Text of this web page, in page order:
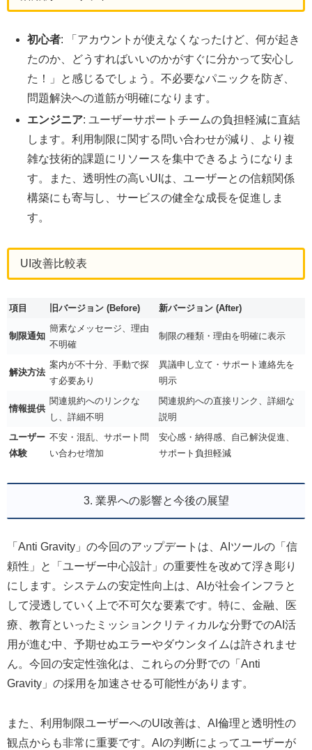
初心者: 「アカウントが使えなくなったけど、何が起き
たのか、どうすればいいのかがすぐに分かって安心し
た！」と感じるでしょう。不必要なパニックを防ぎ、
問題解決への道筋が明確になります。
エンジニア: ユーザーサポートチームの負担軽減に直結
します。利用制限に関する問い合わせが減り、より複
雑な技術的課題にリソースを集中できるようになりま
す。また、透明性の高いUIは、ユーザーとの信頼関係
構築にも寄与し、サービスの健全な成長を促進しま
す。
UI改善比較表
項目 旧バージョン (Before) 新バージョン (After)
制限通知
簡素なメッセージ、理由
不明確
制限の種類・理由を明確に表示
解決方法
案内が不十分、手動で探
す必要あり
異議申し立て・サポート連絡先を
明示
情報提供
関連規約へのリンクな
し、詳細不明
関連規約への直接リンク、詳細な
説明
ユーザー
体験
不安・混乱、サポート問
い合わせ増加
安心感・納得感、自己解決促進、
サポート負担軽減
3. 業界への影響と今後の展望
「Anti Gravity」の今回のアップデートは、AIツールの「信
頼性」と「ユーザー中心設計」の重要性を改めて浮き彫り
にします。システムの安定性向上は、AIが社会インフラと
して浸透していく上で不可欠な要素です。特に、金融、医
療、教育といったミッションクリティカルな分野でのAI活
用が進む中、予期せぬエラーやダウンタイムは許されませ
ん。今回の安定性強化は、これらの分野での「Anti
Gravity」の採用を加速させる可能性があります。
また、利用制限ユーザーへのUI改善は、AI倫理と透明性の
観点からも非常に重要です。AIの判断によってユーザーが